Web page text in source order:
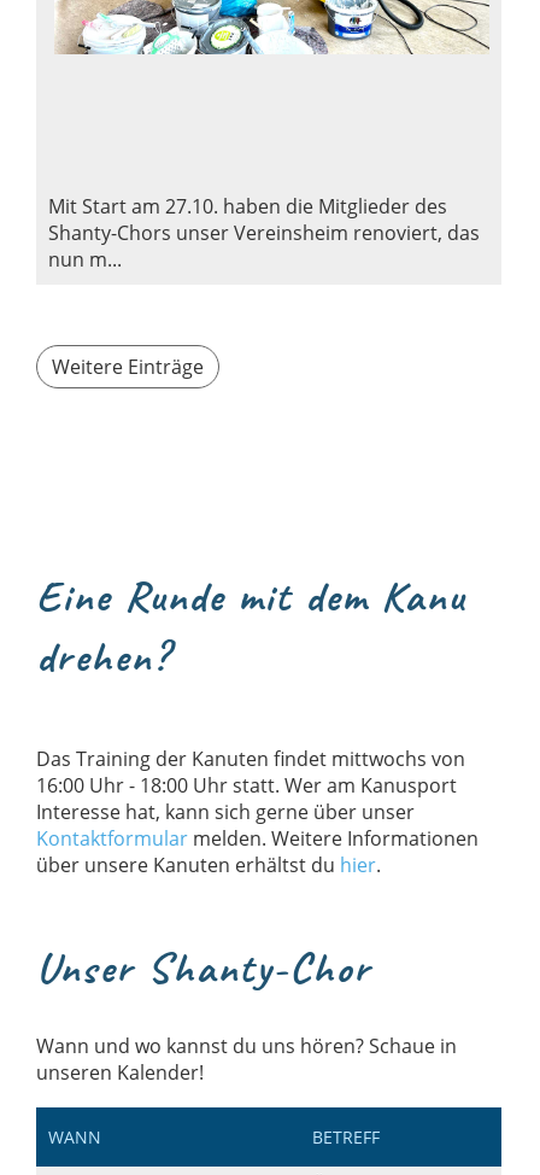
Mit Start am 27.10. haben die Mitglieder des
Shanty-Chors unser Vereinsheim renoviert, das
nun m...
Weitere Einträge
Eine Runde mit dem Kanu
drehen?
Das Training der Kanuten findet mittwochs von
16:00 Uhr - 18:00 Uhr statt. Wer am Kanusport
Interesse hat, kann sich gerne über unser
Kontaktformular melden. Weitere Informationen
über unsere Kanuten erhältst du hier.
Unser Shanty-Chor
Wann und wo kannst du uns hören? Schaue in
unseren Kalender!
WANN BETREFF